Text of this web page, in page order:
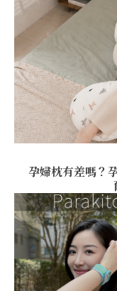
孕婦枕有差嗎？